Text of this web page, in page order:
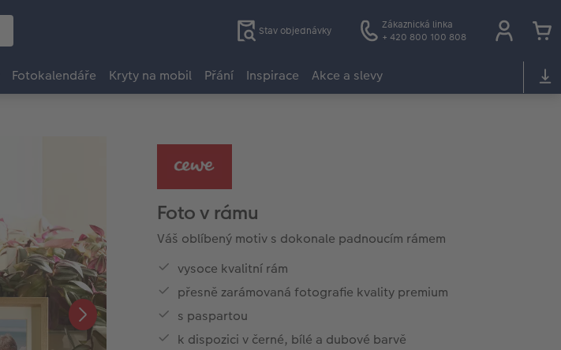
Stav objednávky
Zákaznická linka
+ 420 800 100 808
Fotokalendáře Kryty na mobil Přání Inspirace Akce a slevy
Foto v rámu
Váš oblíbený motiv s dokonale padnoucím rámem
vysoce kvalitní rám
přesně zarámovaná fotografie kvality premium
s paspartou
k dispozici v černé, bílé a dubové barvě